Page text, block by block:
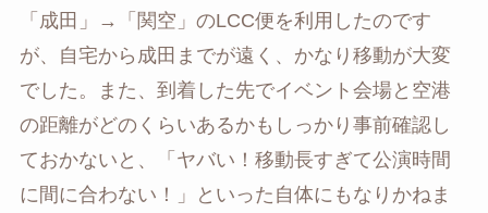
「成田」→「関空」のLCC便を利用したのです
が、自宅から成田までが遠く、かなり移動が大変
でした。また、到着した先でイベント会場と空港
の距離がどのくらいあるかもしっかり事前確認し
ておかないと、「ヤバい！移動長すぎて公演時間
に間に合わない！」といった自体にもなりかねま